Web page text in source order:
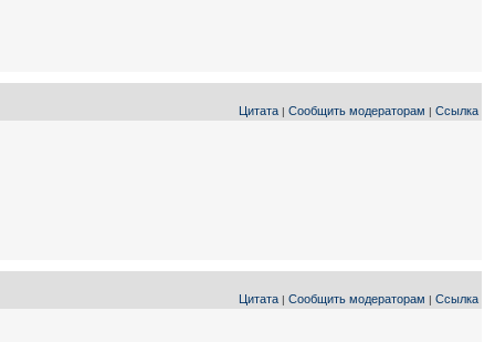
Цитата | Сообщить модераторам | Ссылка
Цитата | Сообщить модераторам | Ссылка